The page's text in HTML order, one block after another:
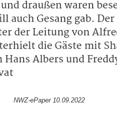
NWZ-ePaper 10.09.2022